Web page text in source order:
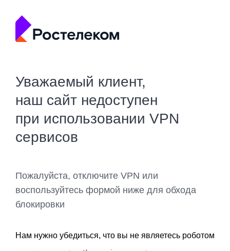
Уважаемый клиент,
наш сайт недоступен
при использовании VPN
сервисов
Пожалуйста, отключите VPN или
воспользуйтесь формой ниже для обхода
блокировки
Нам нужно убедиться, что вы не являетесь роботом